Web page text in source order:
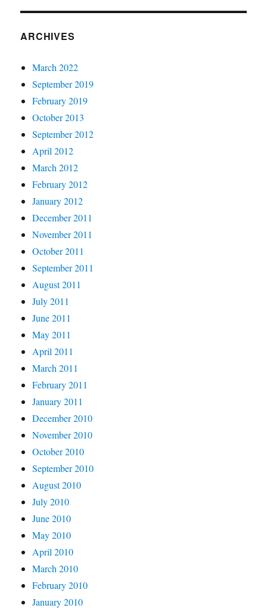
ARCHIVES
March 2022
September 2019
February 2019
October 2013
September 2012
April 2012
March 2012
February 2012
January 2012
December 2011
November 2011
October 2011
September 2011
August 2011
July 2011
June 2011
May 2011
April 2011
March 2011
February 2011
January 2011
December 2010
November 2010
October 2010
September 2010
August 2010
July 2010
June 2010
May 2010
April 2010
March 2010
February 2010
January 2010